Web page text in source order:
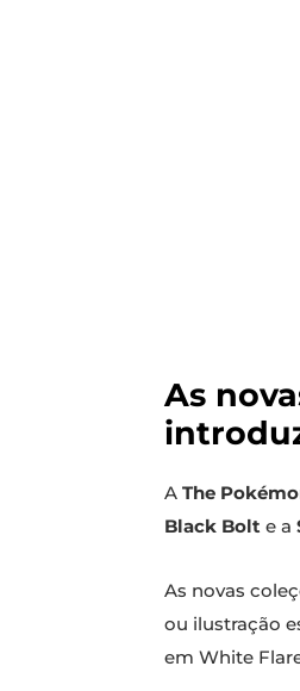
As
A The
Black Bolt e a
As novas
ou ilustração
em White